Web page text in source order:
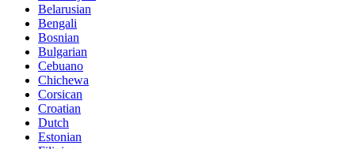
Belarusian
Bengali
Bosnian
Bulgarian
Cebuano
Chichewa
Corsican
Croatian
Dutch
Estonian